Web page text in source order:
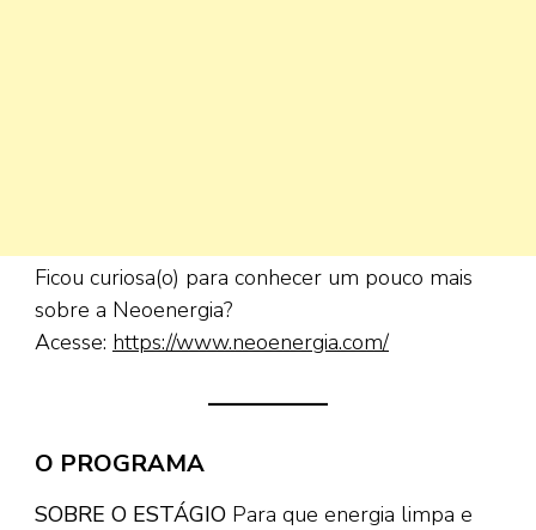
Ficou curiosa(o) para conhecer um pouco mais
sobre a Neoenergia?
Acesse: https://www.neoenergia.com/
O PROGRAMA
SOBRE O ESTÁGIO Para que energia limpa e